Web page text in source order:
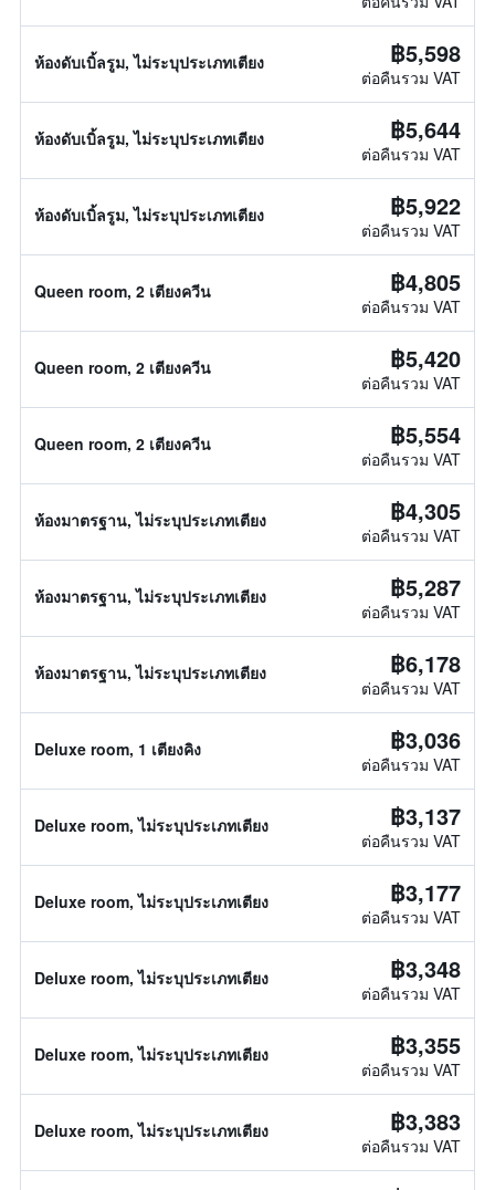
ห้องดับเบิ้ลรูม, ไม่ระบุประเภทเตียง ฿5,598
ต่อคืนรวม VAT
ห้องดับเบิ้ลรูม, ไม่ระบุประเภทเตียง ฿5,644
ต่อคืนรวม VAT
ห้องดับเบิ้ลรูม, ไม่ระบุประเภทเตียง ฿5,922
ต่อคืนรวม VAT
Queen room, 2 เตียงควีน ฿4,805
ต่อคืนรวม VAT
Queen room, 2 เตียงควีน ฿5,420
ต่อคืนรวม VAT
Queen room, 2 เตียงควีน ฿5,554
ต่อคืนรวม VAT
ห้องมาตรฐาน, ไม่ระบุประเภทเตียง ฿4,305
ต่อคืนรวม VAT
ห้องมาตรฐาน, ไม่ระบุประเภทเตียง ฿5,287
ต่อคืนรวม VAT
ห้องมาตรฐาน, ไม่ระบุประเภทเตียง ฿6,178
ต่อคืนรวม VAT
Deluxe room, 1 เตียงคิง ฿3,036
ต่อคืนรวม VAT
Deluxe room, ไม่ระบุประเภทเตียง ฿3,137
ต่อคืนรวม VAT
Deluxe room, ไม่ระบุประเภทเตียง ฿3,177
ต่อคืนรวม VAT
Deluxe room, ไม่ระบุประเภทเตียง ฿3,348
ต่อคืนรวม VAT
Deluxe room, ไม่ระบุประเภทเตียง ฿3,355
ต่อคืนรวม VAT
Deluxe room, ไม่ระบุประเภทเตียง ฿3,383
ต่อคืนรวม VAT